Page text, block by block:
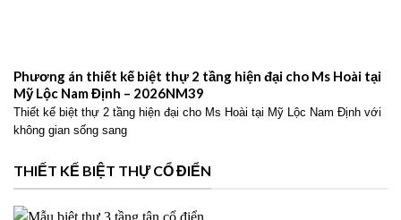
Phương án thiết kế biệt thự 2 tầng hiện đại cho Ms Hoài tại
Mỹ Lộc Nam Định – 2026NM39
Thiết kế biệt thự 2 tầng hiện đại cho Ms Hoài tại Mỹ Lộc Nam Định với
không gian sống sang
THIẾT KẾ BIỆT THỰ CỔ ĐIỂN